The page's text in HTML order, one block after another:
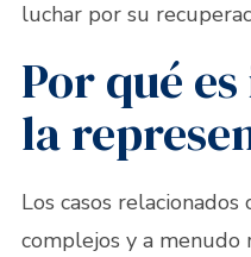
luchar por su
Por qué
la
Los casos relacionados
complejos y a